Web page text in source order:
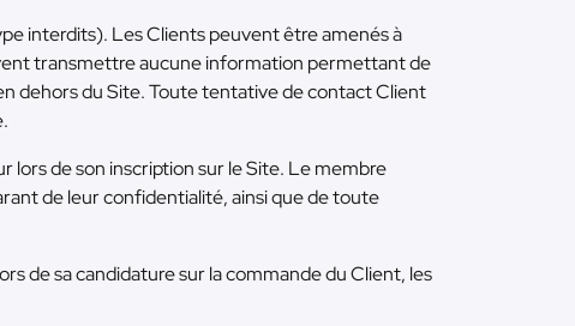
interdits). Les Clients peuvent être amenés à
transmettre aucune information permettant de
dehors du Site. Toute tentative de contact Client
lors de son inscription sur le Site. Le membre
de leur confidentialité, ainsi que de toute
de sa candidature sur la commande du Client, les